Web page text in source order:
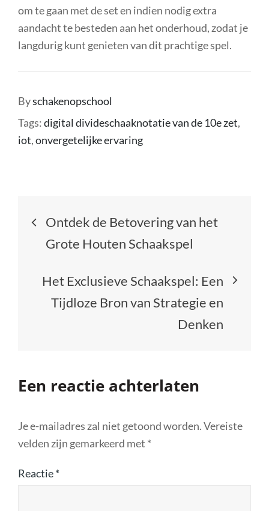
om te gaan met de set en indien nodig extra
aandacht te besteden aan het onderhoud, zodat je
langdurig kunt genieten van dit prachtige spel.
Byschakenopschool
Tags:digital divideschaaknotatie van de 10e zet,
iot,onvergetelijke ervaring
Berichtnavigatie
Ontdek de Betovering van het
Grote Houten Schaakspel
Het Exclusieve Schaakspel: Een
Tijdloze Bron van Strategie en
Denken
Een reactie achterlaten
Je e-mailadres zal niet getoond worden.Vereiste
velden zijn gemarkeerd met *
Reactie*